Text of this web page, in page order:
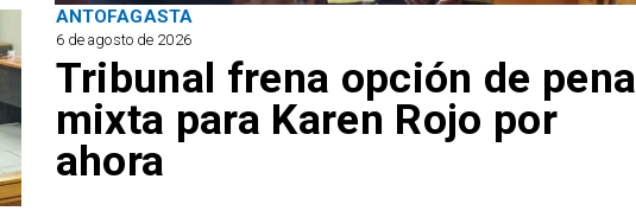
ANTOFAGASTA
6 de agosto de 2026
Tribunal frena opción de pena
mixta para Karen Rojo por
ahora